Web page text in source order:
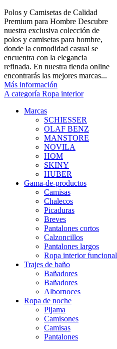
Polos y Camisetas de Calidad
Premium para Hombre Descubre
nuestra exclusiva colección de
polos y camisetas para hombre,
donde la comodidad casual se
encuentra con la elegancia
refinada. En nuestra tienda online
encontrarás las mejores marcas...
Más información
A categoría Ropa interior
Marcas
SCHIESSER
OLAF BENZ
MANSTORE
NOVILA
HOM
SKINY
HUBER
Gama-de-productos
Camisas
Chalecos
Picaduras
Breves
Pantalones cortos
Calzoncillos
Pantalones largos
Ropa interior funcional
Trajes de baño
Bañadores
Bañadores
Albornoces
Ropa de noche
Pijama
Camisones
Camisas
Pantalones